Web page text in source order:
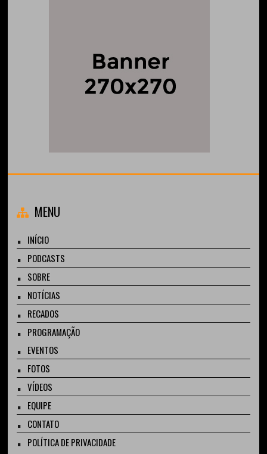
MENU
INÍCIO
PODCASTS
SOBRE
NOTÍCIAS
RECADOS
PROGRAMAÇÃO
EVENTOS
FOTOS
VÍDEOS
EQUIPE
CONTATO
POLÍTICA DE PRIVACIDADE